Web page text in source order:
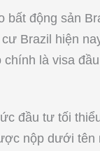
bất động sản
Brazil hiện
là visa
đầu tư tối
nộp dưới tên